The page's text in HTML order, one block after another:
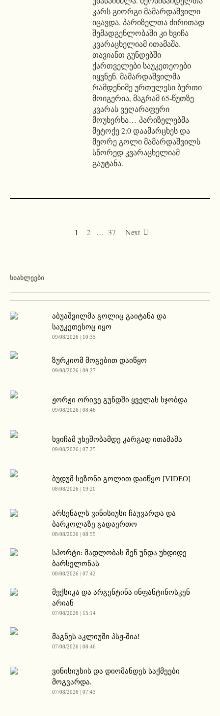
კარს გიორგი მამარდაშვილი
იცავდა, პარიზელთა ძირითად
შემადგენლობაში კი ხვიჩა
კვარაცხელიამ ითამაშა.
თავიანთ გუნდებში
ქართველები საუკეთეოები
იყვნენ. მამარდაშვილმა
რამდენიმე ურთულესი ბურთი
მოიგერია, მაგრამ 65-წუთზე
კვარას ვეღარაფერი
მოუხერხა… პარიზელებმა
მეტოქე 2:0 დაამარცხეს და
მეორე გოლი მამარდაშვილს
სწორედ კვარაცხელიამ
გაუტანა.
1 2 … 37 Next
ᲡᲘᲐᲮᲚᲔᲔᲑᲘ
აბუაშვილმა გოლიც გაიტანა და
საუკეთესოც იყო
09/08/2026 | 10:35
ზურკიომ მოგებით დაიწყო
09/08/2026 | 09:27
ჟორჟი ორივე გუნდში ყველას სჯობდა
09/08/2026 | 08:46
ხვიჩამ უხეშობამდე კარგად ითამაშა
09/08/2026 | 07:25
ბუდუმ სეზონი გოლით დაიწყო [VIDEO]
08/08/2026 | 19:20
არსენალს ვინისიუსი ჩაუვარდა და
ბარკოლაზე გადაერთო
08/08/2026 | 08:55
სპორტი: მადლობას შენ უნდა უხდიდე
ბარსელონას
08/08/2026 | 07:42
მექსიკა და არგენტინა ინფანტინოსკენ
არიან
07/08/2026 | 15:14
მაგნეს აკლიუში პსჟ-შია!
07/08/2026 | 08:46
ვინისიუსის და დიომანდეს საქმეები
მოგვარდა.
07/08/2026 | 07:43